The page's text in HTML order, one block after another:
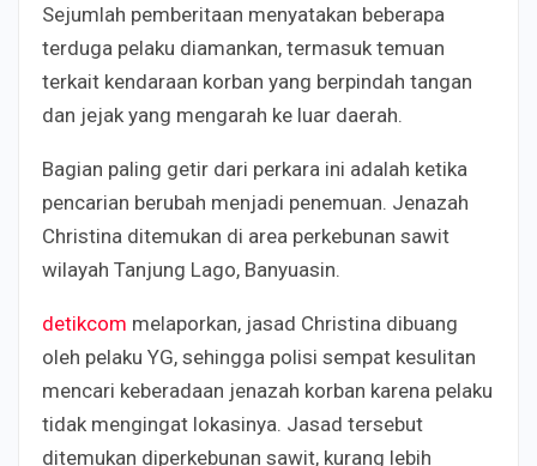
Sejumlah pemberitaan menyatakan beberapa
terduga pelaku diamankan, termasuk temuan
terkait kendaraan korban yang berpindah tangan
dan jejak yang mengarah ke luar daerah.
Bagian paling getir dari perkara ini adalah ketika
pencarian berubah menjadi penemuan. Jenazah
Christina ditemukan di area perkebunan sawit
wilayah Tanjung Lago, Banyuasin.
detikcom melaporkan, jasad Christina dibuang
oleh pelaku YG, sehingga polisi sempat kesulitan
mencari keberadaan jenazah korban karena pelaku
tidak mengingat lokasinya. Jasad tersebut
ditemukan diperkebunan sawit, kurang lebih